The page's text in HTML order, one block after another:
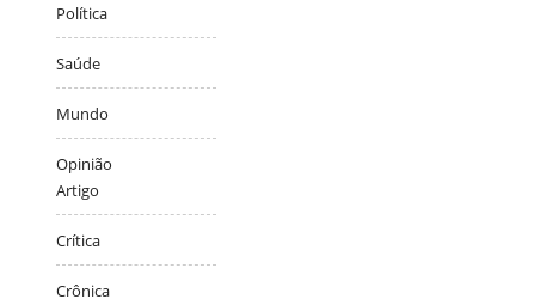
Política
Saúde
Mundo
Opinião
Artigo
Crítica
Crônica